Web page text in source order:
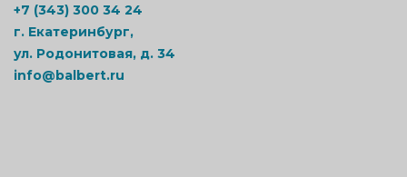
+7 (343) 300 34 24
г. Екатеринбург,
ул. Родонитовая, д. 34
info@balbert.ru